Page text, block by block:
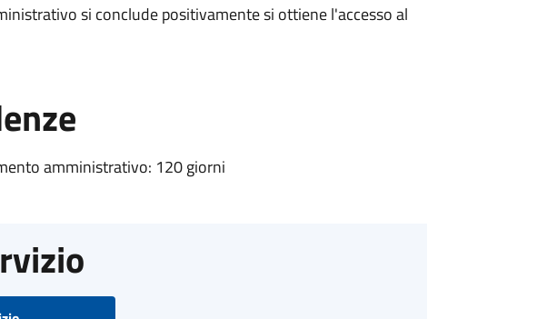
si conclude positivamente si ottiene l'accesso al
amministrativo: 120 giorni